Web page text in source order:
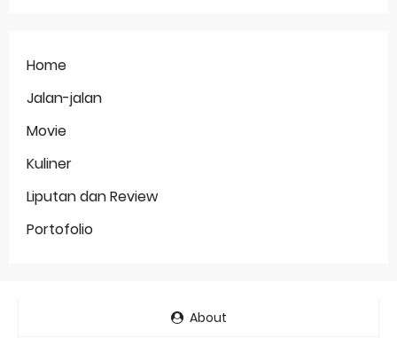
Home
Jalan-jalan
Movie
Kuliner
Liputan dan Review
Portofolio
About